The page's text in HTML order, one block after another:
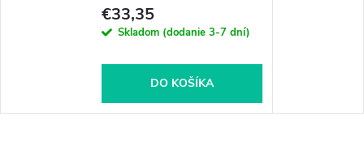
€33,35
Skladom (dodanie 3-7 dní)
DO KOŠÍKA